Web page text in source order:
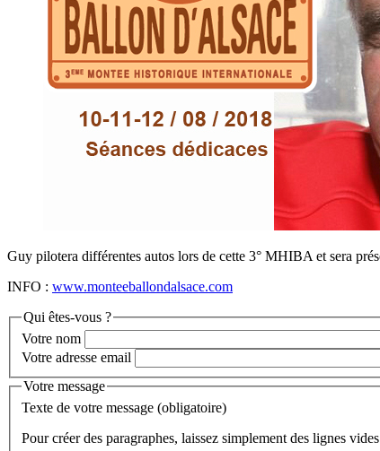
Guy pilotera différentes autos lors de cette 3° MHIBA et sera
INFO : www.monteeballondalsace.com
Qui êtes-vous ?
Votre nom
Votre adresse email
Votre message
Texte de votre message (obligatoire)
Pour créer des paragraphes, laissez simplement des lignes